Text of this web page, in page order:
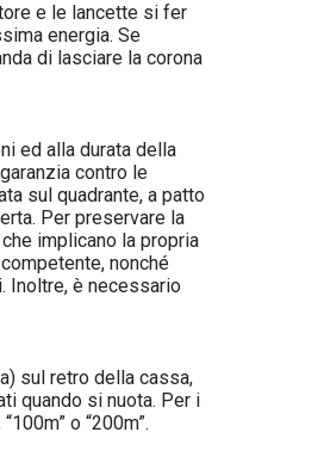
e le lancette si fer
energia. Se
di lasciare la corona
ed alla durata della
contro le
sul quadrante, a patto
Per preservare la
implicano la propria
nonché
Inoltre, è necessario
sul retro della cassa,
quando si nuota. Per i
o “200m”.